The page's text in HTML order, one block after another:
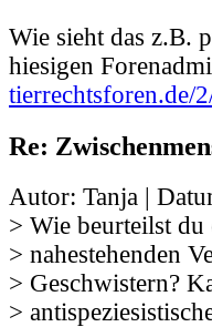
Wie sieht das z.B.
hiesigen
tierrechtsforen.de/
Re:
Autor: Tanja |
> Wie beurteilst du
> nahestehenden
> Geschwistern?
>